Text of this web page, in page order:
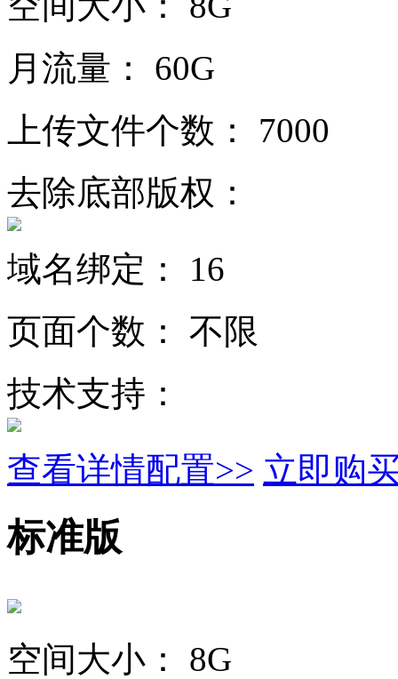
月流量：
60G
上传文件个数：
7000
去除底部版权：
域名绑定：
16
页面个数：
不限
技术支持：
查看详情配置>> 立即购
标准版
空间大小：
8G